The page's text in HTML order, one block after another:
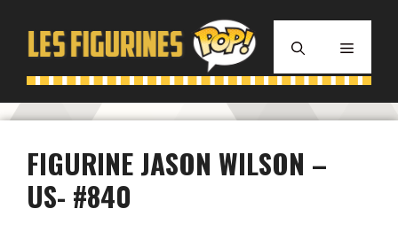
contenu
MENU
FIGURINE JASON WILSON –
US- #840